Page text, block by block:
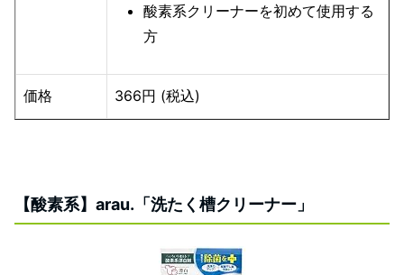
酸素系クリーナーを初めて使用する
方
価格 366円 (税込)
【酸素系】arau.「洗たく槽クリーナー」